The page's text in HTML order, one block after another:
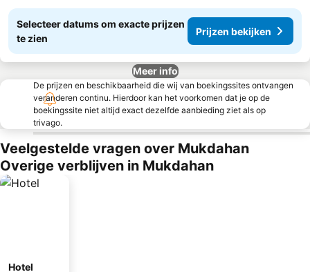
Selecteer datums om exacte prijzen
te zien
Prijzen bekijken
Meer info
De prijzen en beschikbaarheid die wij van boekingssites ontvangen
veranderen continu. Hierdoor kan het voorkomen dat je op de
boekingssite niet altijd exact dezelfde aanbieding ziet als op
trivago.
Veelgestelde vragen over Mukdahan
Overige verblijven in Mukdahan
Hotel